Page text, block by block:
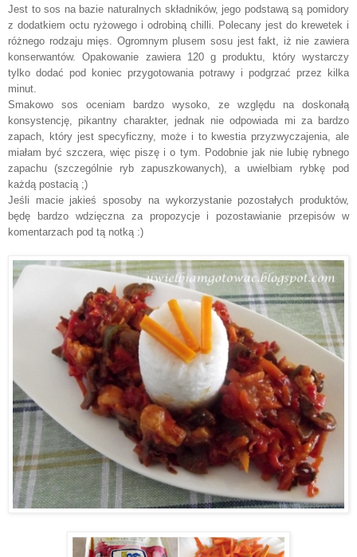
Jest to sos na bazie naturalnych składników, jego podstawą są pomidory
z dodatkiem octu ryżowego i odrobiną chilli. Polecany jest do krewetek i
różnego rodzaju mięs. Ogromnym plusem sosu jest fakt, iż nie zawiera
konserwantów. Opakowanie zawiera 120 g produktu, który wystarczy
tylko dodać pod koniec przygotowania potrawy i podgrzać przez kilka
minut.
Smakowo sos oceniam bardzo wysoko, ze względu na doskonałą
konsystencję, pikantny charakter, jednak nie odpowiada mi za bardzo
zapach, który jest specyficzny, może i to kwestia przyzwyczajenia, ale
miałam być szczera, więc piszę i o tym. Podobnie jak nie lubię rybnego
zapachu (szczególnie ryb zapuszkowanych), a uwielbiam rybkę pod
każdą postacią ;)
Jeśli macie jakieś sposoby na wykorzystanie pozostałych produktów,
będę bardzo wdzięczna za propozycje i pozostawianie przepisów w
komentarzach pod tą notką :)